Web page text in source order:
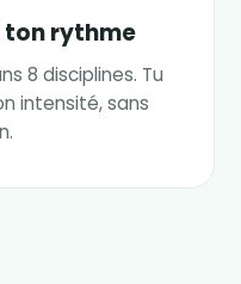
ton rythme
8 disciplines. Tu
intensité, sans